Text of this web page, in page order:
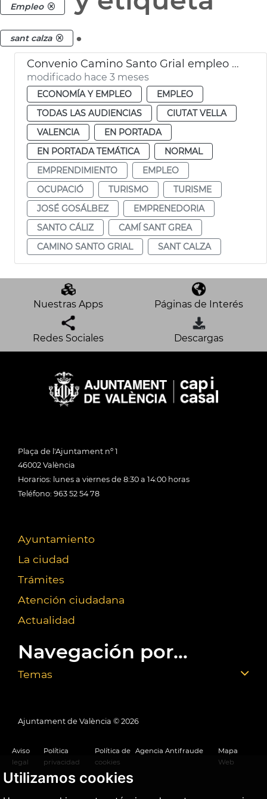
Utilizamos cookies
Empleo
sant calza .
Convenio Camino Santo Grial empleo y proyección internacional
modificado hace 3 meses
ECONOMÍA Y EMPLEO
EMPLEO
TODAS LAS AUDIENCIAS
CIUTAT VELLA
VALENCIA
EN PORTADA
EN PORTADA TEMÁTICA
NORMAL
EMPRENDIMIENTO
EMPLEO
OCUPACIÓ
TURISMO
TURISME
JOSÉ GOSÁLBEZ
EMPRENEDORIA
SANTO CÁLIZ
CAMÍ SANT GREA
CAMINO SANTO GRIAL
SANT CALZA
Nuestras Apps Páginas de Interés
Redes Sociales Descargas
Plaça de l'Ajuntament nº 1
46002 València
Horarios: lunes a viernes de 8:30 a 14:00 horas
Teléfono: 963 52 54 78
Ayuntamiento
La ciudad
Trámites
Atención ciudadana
Actualidad
Navegación por...
Temas
Ajuntament de València © 2026
Aviso
legal
Política
privacidad
Política de
cookies
Agencia Antifraude
Mapa
Web